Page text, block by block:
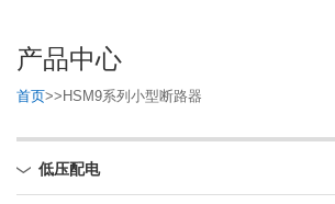
产品中心
首页>> HSM9系列小型断路器
低压配电